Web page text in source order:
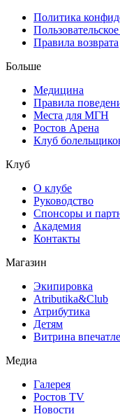
Политика
Правила возврата
Больше
Медицина
Правила
Места для МГН
Ростов Арена
Клуб
Клуб
О клубе
Руководство
Спонсоры и
Академия
Контакты
Магазин
Экипировка
Atributika&Club
Атрибутика
Детям
Витрина
Медиа
Галерея
Ростов TV
Новости